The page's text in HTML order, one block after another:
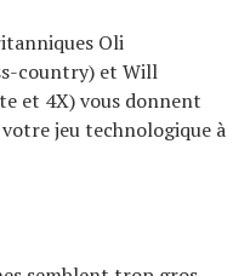
Oli
country) et Will
et 4X) vous donnent
jeu technologique à